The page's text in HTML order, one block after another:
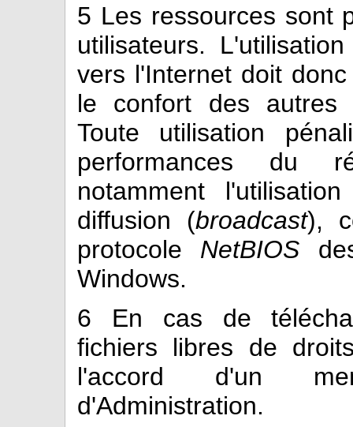
5 Les ressources sont
utilisateurs.
vers l'Internet doit
le confort des autres
Toute utilisation
performances du
notamment
diffusion (broadcast),
protocole NetBIOS
Windows.
6 En cas de
fichiers libres de
l'accord d'un
d'Administration.